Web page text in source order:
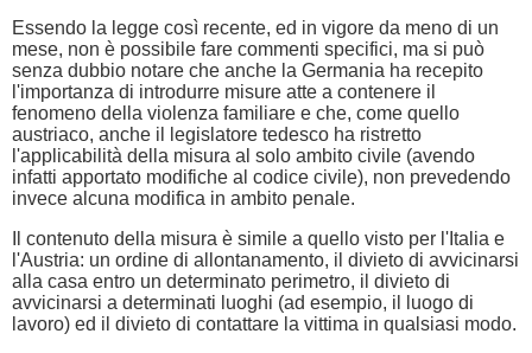
Essendo la legge così recente, ed in vigore da meno di un
mese, non è possibile fare commenti specifici, ma si può
senza dubbio notare che anche la Germania ha recepito
l'importanza di introdurre misure atte a contenere il
fenomeno della violenza familiare e che, come quello
austriaco, anche il legislatore tedesco ha ristretto
l'applicabilità della misura al solo ambito civile (avendo
infatti apportato modifiche al codice civile), non prevedendo
invece alcuna modifica in ambito penale.
Il contenuto della misura è simile a quello visto per l'Italia e
l'Austria: un ordine di allontanamento, il divieto di avvicinarsi
alla casa entro un determinato perimetro, il divieto di
avvicinarsi a determinati luoghi (ad esempio, il luogo di
lavoro) ed il divieto di contattare la vittima in qualsiasi modo.